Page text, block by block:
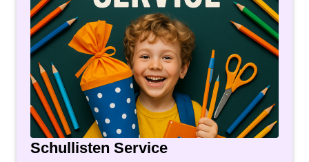
Schullisten Service